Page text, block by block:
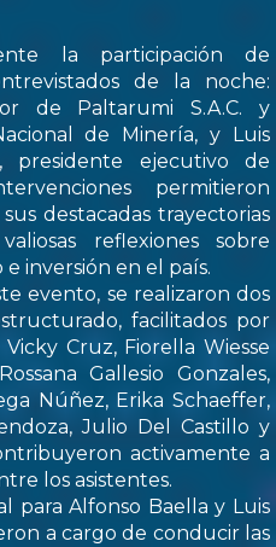
la participación de
de la noche:
de Paltarumi S.A.C. y
de Minería, y Luis
presidente ejecutivo de
permitieron
destacadas trayectorias
reflexiones sobre
inversión en el país.
evento, se realizaron dos
facilitados por
Cruz, Fiorella Wiesse
Gallesio Gonzales,
Núñez, Erika Schaeffer,
Julio Del Castillo y
activamente a
los asistentes.
para Alfonso Baella y Luis
a cargo de conducir las